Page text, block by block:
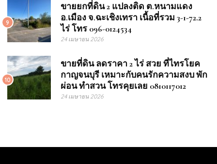
9
ขายยกที่ดิน 2 แปลงติด ต.หนามแดง
อ.เมือง จ.ฉะเชิงเทรา เนื้อที่รวม 3-1-72.2
ไร่ โทร 096-0124534
24 เมษายน 2026
10
ขายที่ดิน ลดราคา 2 ไร่ สวย ที่ไทรโยค
กาญจนบุรี เหมาะกับคนรักความสงบ พัก
ผ่อน ทำสวน โทรคุยเลย 0810117012
24 เมษายน 2026